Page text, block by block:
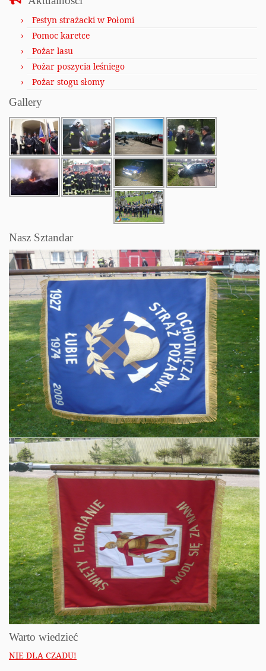
Festyn strażacki w Połomi
Pomoc karetce
Pożar lasu
Pożar poszycia leśniego
Pożar stogu słomy
Gallery
Nasz Sztandar
Warto wiedzieć
NIE DLA CZADU!